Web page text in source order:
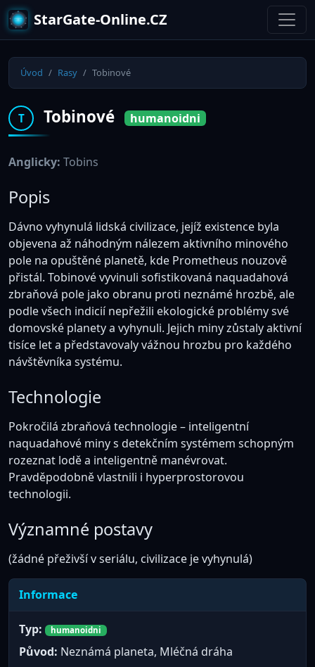
StarGate-Online.CZ
Úvod Rasy Tobinové
T Tobinové humanoidni
Anglicky: Tobins
Popis
Dávno vyhynulá lidská civilizace, jejíž existence byla
objevena až náhodným nálezem aktivního minového
pole na opuštěné planetě, kde Prometheus nouzově
přistál. Tobinové vyvinuli sofistikovaná naquadahová
zbraňová pole jako obranu proti neznámé hrozbě, ale
podle všech indicií nepřežili ekologické problémy své
domovské planety a vyhynuli. Jejich miny zůstaly aktivní
tisíce let a představovaly vážnou hrozbu pro každého
návštěvníka systému.
Technologie
Pokročilá zbraňová technologie – inteligentní
naquadahové miny s detekčním systémem schopným
rozeznat lodě a inteligentně manévrovat.
Pravděpodobně vlastnili i hyperprostorovou
technologii.
Významné postavy
(žádné přeživší v seriálu, civilizace je vyhynulá)
Informace
Typ: humanoidni
Původ: Neznámá planeta, Mléčná dráha